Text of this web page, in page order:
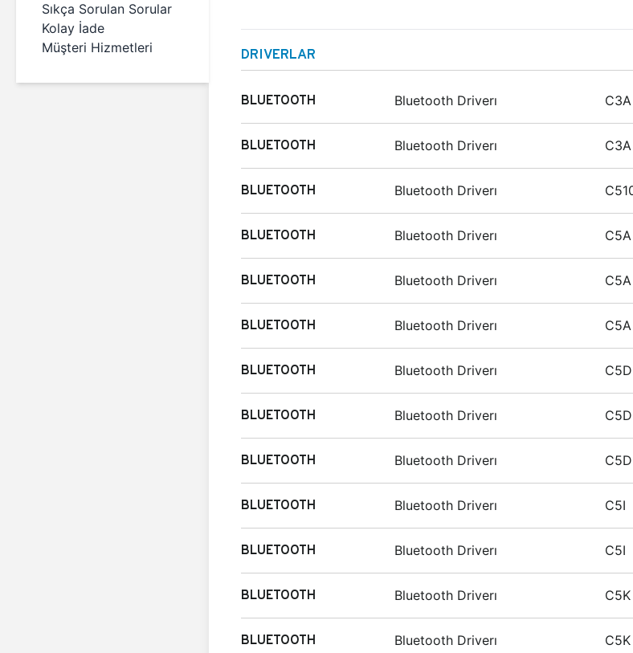
Sıkça Sorulan Sorular
Kolay İade
Müşteri Hizmetleri
DRIVERLAR
BLUETOOTH Bluetooth Driverı C3A
BLUETOOTH Bluetooth Driverı C3A
BLUETOOTH Bluetooth Driverı
BLUETOOTH Bluetooth Driverı C5A
BLUETOOTH Bluetooth Driverı C5A
BLUETOOTH Bluetooth Driverı C5A
BLUETOOTH Bluetooth Driverı C5D
BLUETOOTH Bluetooth Driverı C5D
BLUETOOTH Bluetooth Driverı C5D
BLUETOOTH Bluetooth Driverı C5I
BLUETOOTH Bluetooth Driverı C5I
BLUETOOTH Bluetooth Driverı C5K
BLUETOOTH Bluetooth Driverı C5K